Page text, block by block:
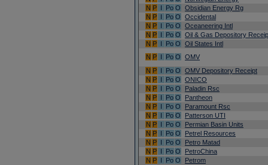
N P I Po O
Obsidian Energy Rg
N P I Po O
Occidental
N P I Po O
Oceaneering Intl
N P I Po O
Oil & Gas Depository
N P I Po O
Oil States Intl
N P I Po O
OMV
N P I Po O
OMV Depository Receipt
N P I Po O
ONICO
N P I Po O
Paladin Rsc
N P I Po O
Pantheon
N P I Po O
Paramount Rsc
N P I Po O
Patterson UTI
N P I Po O
Permian Basin Units
N P I Po O
Petrel Resources
N P I Po O
Petro Matad
N P I Po O
PetroChina
N P I Po O
Petrom